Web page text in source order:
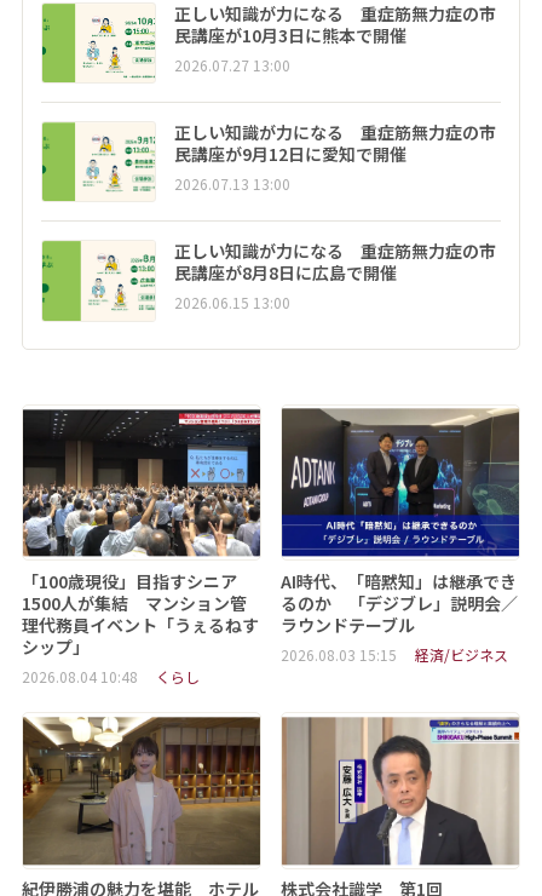
正しい知識が力になる 重症筋無力症の市
民講座が10月3日に熊本で開催
2026.07.27 13:00
正しい知識が力になる 重症筋無力症の市
民講座が9月12日に愛知で開催
2026.07.13 13:00
正しい知識が力になる 重症筋無力症の市
民講座が8月8日に広島で開催
2026.06.15 13:00
「100歳現役」目指すシニア
1500人が集結 マンション管
理代務員イベント「うぇるねす
シップ」
2026.08.04 10:48 くらし
AI時代、「暗黙知」は継承でき
るのか 「デジブレ」説明会／
ラウンドテーブル
2026.08.03 15:15 経済/ビジネス
紀伊勝浦の魅力を堪能 ホテル
株式会社識学 第1回